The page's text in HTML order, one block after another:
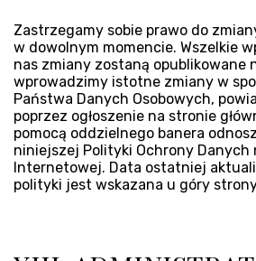
Zastrzegamy sobie prawo do
w dowolnym momencie. Wszelkie
nas zmiany zostaną opublikowane
wprowadzimy istotne zmiany w
Państwa Danych Osobowych,
poprzez ogłoszenie na stronie
pomocą oddzielnego banera
niniejszej Polityki Ochrony Danych
Internetowej. Data ostatniej
polityki jest wskazana u góry